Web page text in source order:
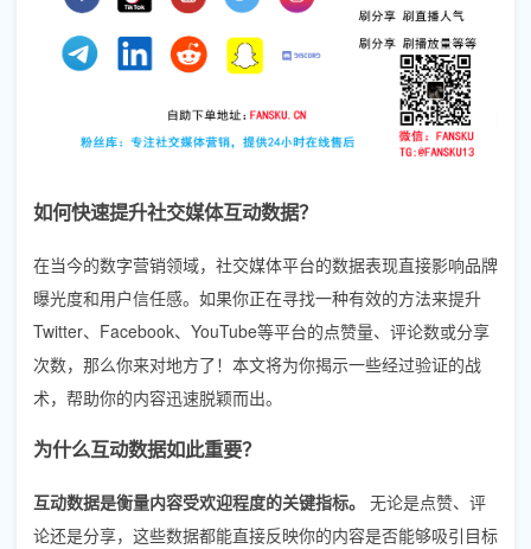
如何快速提升社交媒体互动数据？
在当今的数字营销领域，社交媒体平台的数据表现直接影响品牌
曝光度和用户信任感。如果你正在寻找一种有效的方法来提升
Twitter、Facebook、YouTube等平台的点赞量、评论数或分享
次数，那么你来对地方了！本文将为你揭示一些经过验证的战
术，帮助你的内容迅速脱颖而出。
为什么互动数据如此重要？
互动数据是衡量内容受欢迎程度的关键指标。 无论是点赞、评
论还是分享，这些数据都能直接反映你的内容是否能够吸引目标